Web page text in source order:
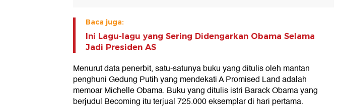
Baca juga:
Ini Lagu-lagu yang Sering Didengarkan Obama Selama
Jadi Presiden AS
Menurut data penerbit, satu-satunya buku yang ditulis oleh mantan
penghuni Gedung Putih yang mendekati A Promised Land adalah
memoar Michelle Obama. Buku yang ditulis istri Barack Obama yang
berjudul Becoming itu terjual 725.000 eksemplar di hari pertama.